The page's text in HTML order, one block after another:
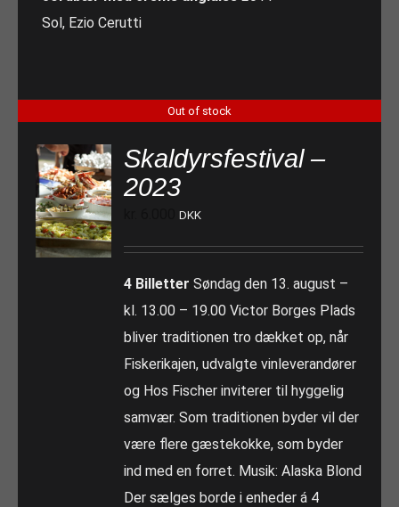
Sol, Ezio Cerutti
Out of stock
Skaldyrsfestival –
2023
DKK
4 Billetter Søndag den 13. august –
kl. 13.00 – 19.00 Victor Borges Plads
bliver traditionen tro dækket op, når
Fiskerikajen, udvalgte vinleverandører
og Hos Fischer inviterer til hyggelig
samvær. Som traditionen byder vil der
være flere gæstekokke, som byder
ind med en forret. Musik: Alaska Blond
Der sælges borde i enheder á 4